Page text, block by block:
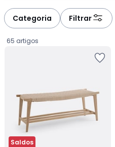
Categoria Filtrar
65 artigos
Saldos